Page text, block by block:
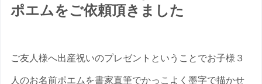
ポエムをご依頼頂きました
ご友人様へ出産祝いのプレゼントということでお子様３
人のお名前ポエムを書家直筆でかっこよく墨字で描かせ